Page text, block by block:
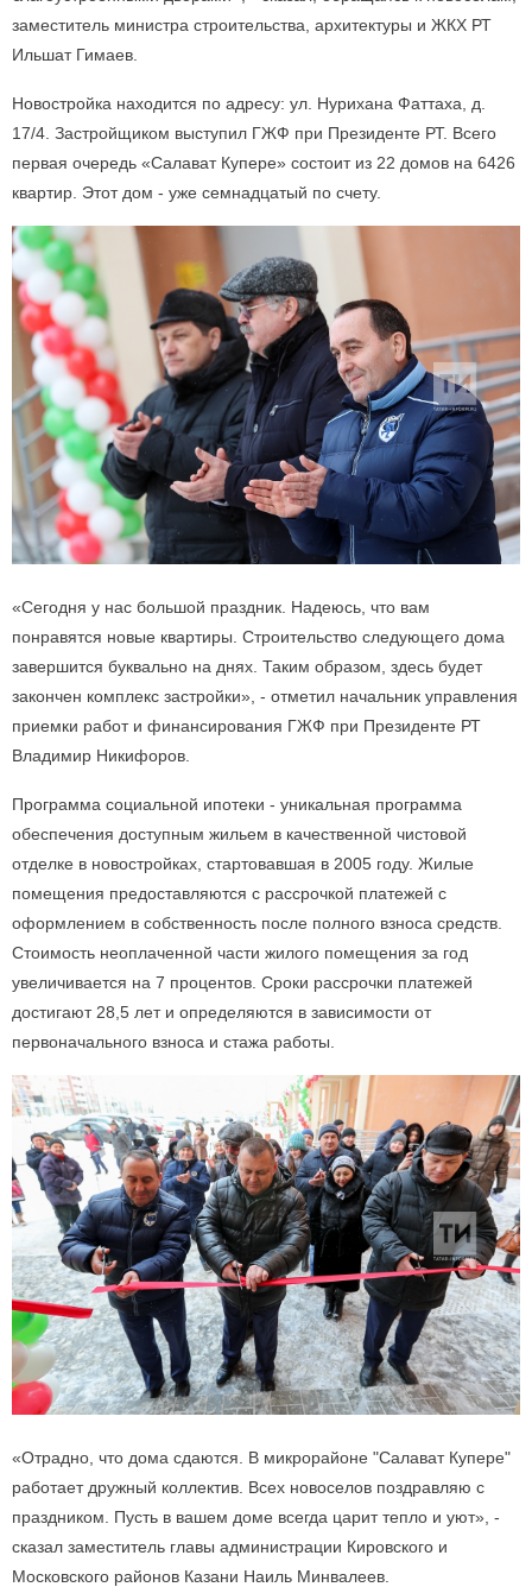
заместитель министра строительства, архитектуры и ЖКХ РТ
Ильшат Гимаев.
Новостройка находится по адресу: ул. Нурихана Фаттаха, д.
17/4. Застройщиком выступил ГЖФ при Президенте РТ. Всего
первая очередь «Салават Купере» состоит из 22 домов на 6426
квартир. Этот дом - уже семнадцатый по счету.
«Сегодня у нас большой праздник. Надеюсь, что вам
понравятся новые квартиры. Строительство следующего дома
завершится буквально на днях. Таким образом, здесь будет
закончен комплекс застройки», - отметил начальник управления
приемки работ и финансирования ГЖФ при Президенте РТ
Владимир Никифоров.
Программа социальной ипотеки - уникальная программа
обеспечения доступным жильем в качественной чистовой
отделке в новостройках, стартовавшая в 2005 году. Жилые
помещения предоставляются с рассрочкой платежей с
оформлением в собственность после полного взноса средств.
Стоимость неоплаченной части жилого помещения за год
увеличивается на 7 процентов. Сроки рассрочки платежей
достигают 28,5 лет и определяются в зависимости от
первоначального взноса и стажа работы.
«Отрадно, что дома сдаются. В микрорайоне "Салават Купере"
работает дружный коллектив. Всех новоселов поздравляю с
праздником. Пусть в вашем доме всегда царит тепло и уют», -
сказал заместитель главы администрации Кировского и
Московского районов Казани Наиль Минвалеев.